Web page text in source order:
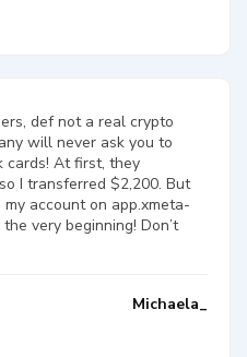
def not a real crypto
will never ask you to
cards! At first, they
I transferred $2,200. But
account on app.xmeta-
very beginning! Don’t
Michaela_